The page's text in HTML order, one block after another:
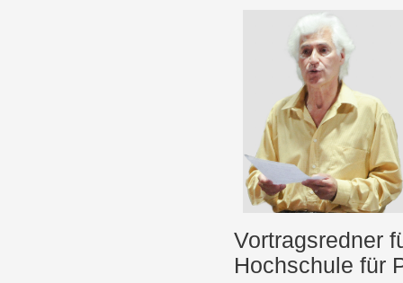
Vortragsredner
Hochschule für